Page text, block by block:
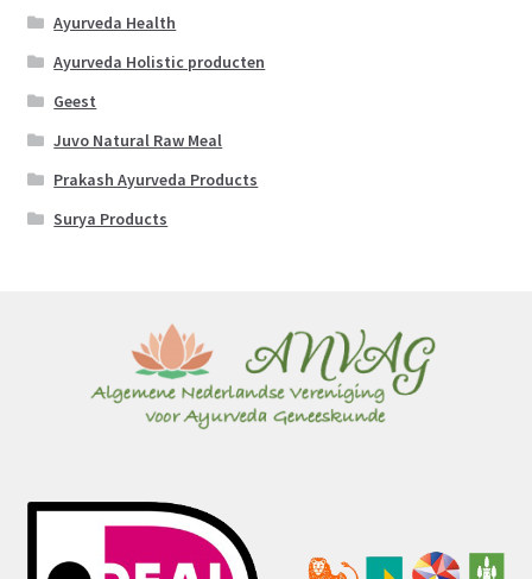
Ayurveda Health
Ayurveda Holistic producten
Geest
Juvo Natural Raw Meal
Prakash Ayurveda Products
Surya Products